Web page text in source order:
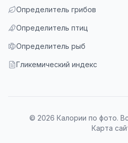
Определитель грибов
Определитель птиц
Определитель рыб
Гликемический индекс
© 2026 Калории по фото.
Карта